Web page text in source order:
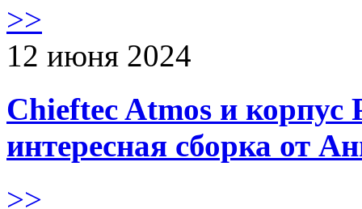
>>
12 июня 2024
Chieftec Atmos и корпус
интересная сборка от
>>